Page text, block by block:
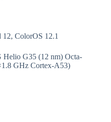
12, ColorOS 12.1
Helio G35 (12 nm) Octa-
GHz Cortex-A53)